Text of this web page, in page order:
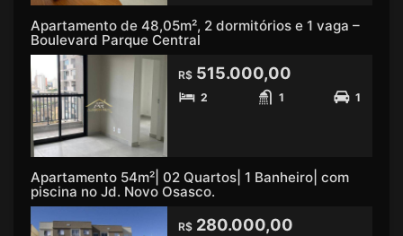
Apartamento de 48,05m², 2 dormitórios e 1 vaga –
Boulevard Parque Central
R$ 515.000,00
2 1 1
Apartamento 54m²| 02 Quartos| 1 Banheiro| com
piscina no Jd. Novo Osasco.
R$ 280.000,00